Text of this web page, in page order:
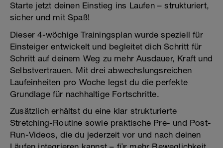
Starte jetzt deinen Einstieg ins Laufen – strukturiert,
sicher und mit Spaß!
Dieser 4-wöchige Trainingsplan wurde speziell für
Einsteiger entwickelt und begleitet dich Schritt für
Schritt auf deinem Weg zu mehr Ausdauer, Kraft und
Selbstvertrauen. Mit drei abwechslungsreichen
Laufeinheiten pro Woche legst du die perfekte
Grundlage für nachhaltige Fortschritte.
Zusätzlich erhältst du eine klar strukturierte
Stretching-Routine sowie praktische Pre- und Post-
Run-Videos, die du jederzeit vor und nach deinen